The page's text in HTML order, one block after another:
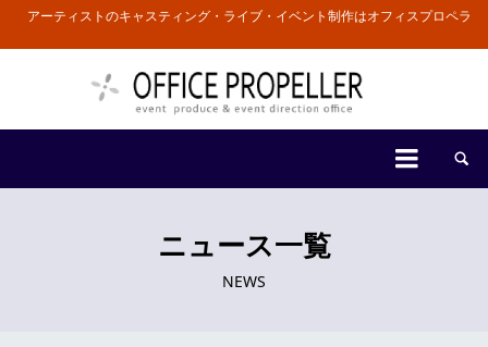
アーティストのキャスティング・ライブ・イベント制作はオフィスプロペラ
 
ニュース一覧
NEWS